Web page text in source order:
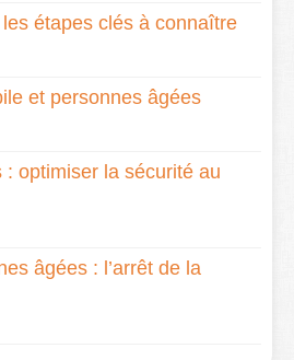
les étapes clés à connaître
et personnes âgées
: optimiser la sécurité au
âgées : l’arrêt de la